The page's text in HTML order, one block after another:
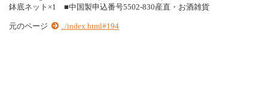
鉢底ネ ッ ト ×1 ■中 国製申込番号5502-830産直 ・ お酒雑貨
元のページ ../index.html#194